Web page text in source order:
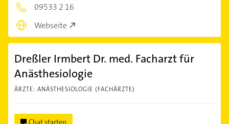
09533 2 16
Webseite
Dreßler Irmbert Dr. med. Facharzt für
Anästhesiologie
ÄRZTE: ANÄSTHESIOLOGIE (FACHÄRZTE)
Chat starten